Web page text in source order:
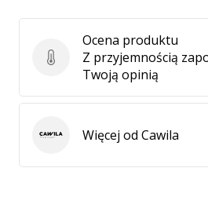
Ocena produktu
Ocena produktu
Z przyjemnością
Twoją opinią
CawilaWięcej od Cawila